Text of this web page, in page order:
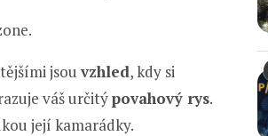
jsou vzhled, kdy si
váš určitýpovahový rys.
její kamarádky.